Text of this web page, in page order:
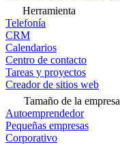
Herramienta
Telefonía
CRM
Calendarios
Centro de contacto
Tareas y proyectos
Creador de sitios web
Tamaño de la empresa
Autoemprendedor
Pequeñas empresas
Corporativo